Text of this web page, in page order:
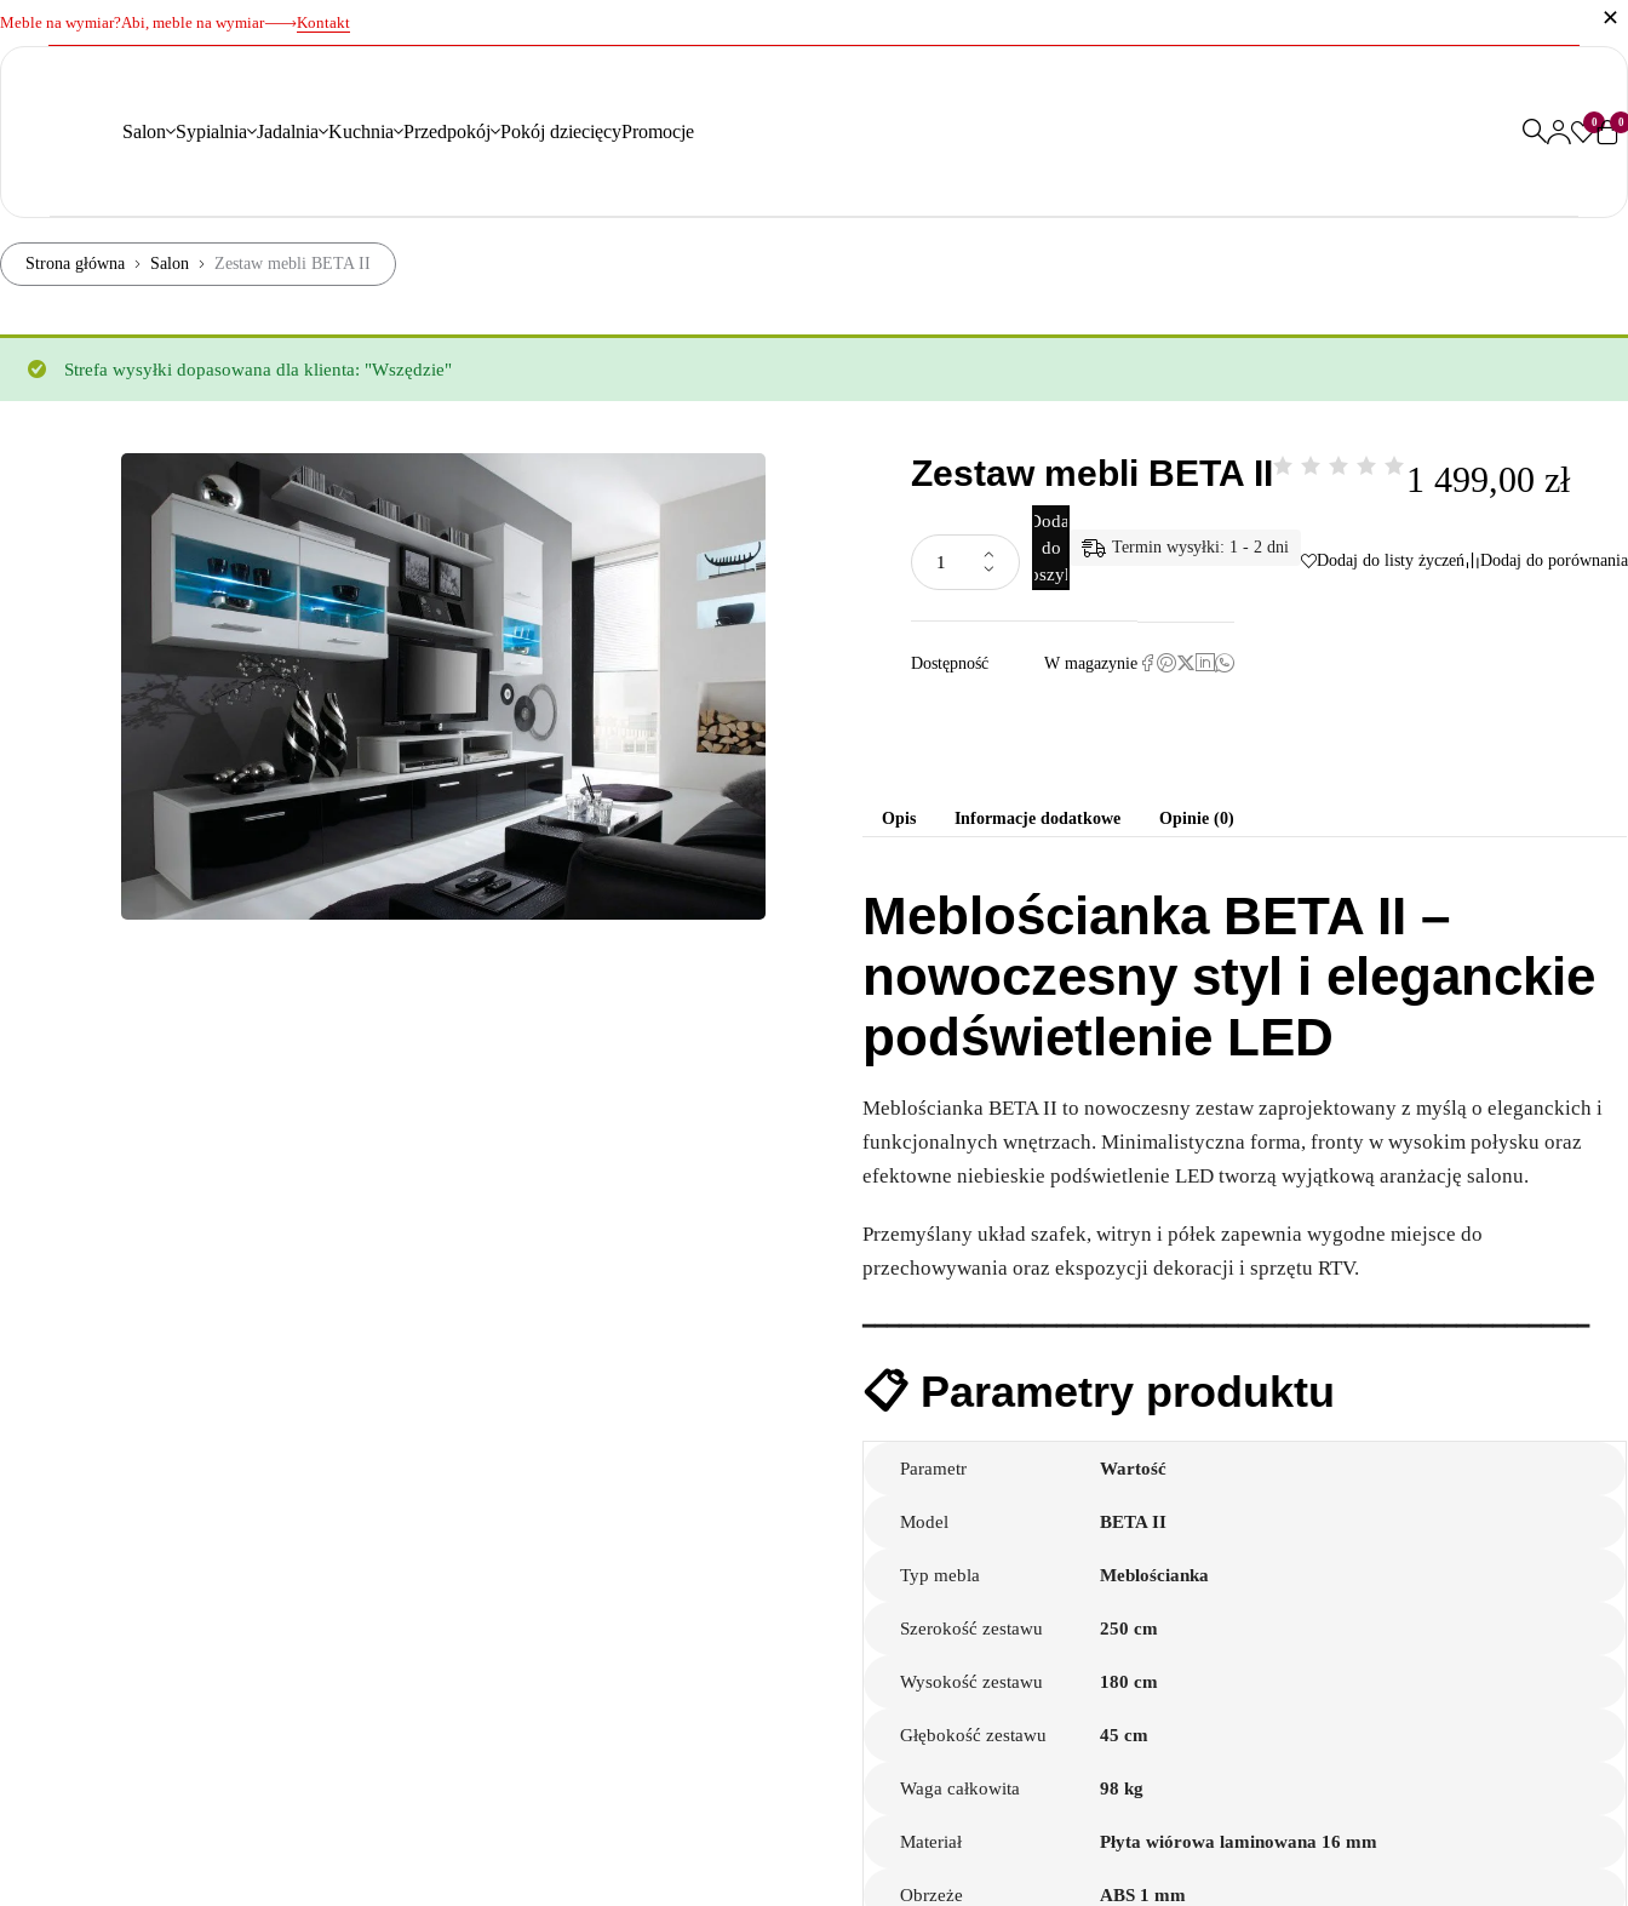
Meble na wymiar?Abi, meble na wymiar Kontakt
Salon Sypialnia Jadalnia Kuchnia Przedpokój Pokój dziecięcyPromocje 0 0
Strona główna Salon Zestaw mebli BETA II
Strefa wysyłki dopasowana dla klienta: "Wszędzie"
Zestaw mebli BETA II 1 499,00 zł
Dodaj
do
koszyka
Termin wysyłki: 1 - 2 dni
Dodaj do listy życzeń Dodaj do porównania
Dostępność W magazynie
Opis Informacje dodatkowe Opinie (0)
Meblościanka BETA II –
nowoczesny styl i eleganckie
podświetlenie LED
Meblościanka BETA II to nowoczesny zestaw zaprojektowany z myślą o eleganckich i
funkcjonalnych wnętrzach. Minimalistyczna forma, fronty w wysokim połysku oraz
efektowne niebieskie podświetlenie LED tworzą wyjątkową aranżację salonu.
Przemyślany układ szafek, witryn i półek zapewnia wygodne miejsce do
przechowywania oraz ekspozycji dekoracji i sprzętu RTV.
━━━━━━━━━━━━━━━━━━━━━━━━━━━━━━━━━━━━━━━━━━━━━━━━━━━━━━━━━━━━
📋 Parametry produktu
Parametr Wartość
Model BETA II
Typ mebla Meblościanka
Szerokość zestawu 250 cm
Wysokość zestawu 180 cm
Głębokość zestawu 45 cm
Waga całkowita 98 kg
Materiał Płyta wiórowa laminowana 16 mm
Obrzeże ABS 1 mm